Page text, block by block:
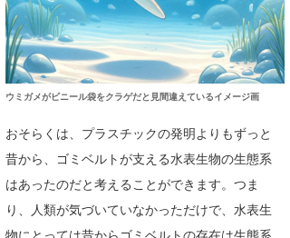
ウミガメがビニール袋をクラゲだと見間違えているイメージ画
おそらくは、プラスチックの発明よりもずっと
昔から、ゴミベルトが支える水表生物の生態系
はあったのだと考えることができます。つま
り、人類が気づいていなかっただけで、水表生
上條将美
唐澤予報士
SancheZ
ゴン
米山予報士
wanda